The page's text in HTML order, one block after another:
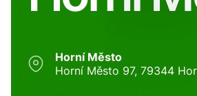
Horní Město
Horní Město 97, 79344